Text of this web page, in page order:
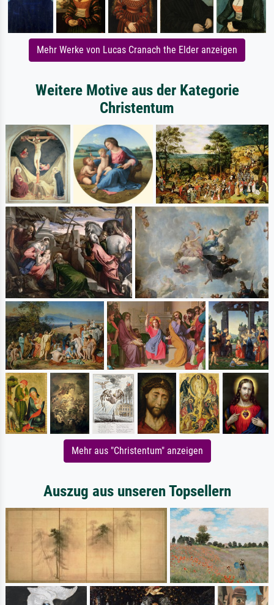
Mehr Werke von Lucas Cranach the Elder anzeigen
Weitere Motive aus der Kategorie
Christentum
Mehr aus "Christentum" anzeigen
Auszug aus unseren Topsellern